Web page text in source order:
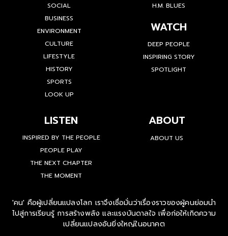
SOCIAL
BUSINESS
ENVIRONMENT
CULTURE
LIFESTYLE
HISTORY
SPORTS
LOOK UP
H.M. BLUES
WATCH
DEEP PEOPLE
INSPIRING STORY
SPOTLIGHT
LISTEN
INSPIRED BY THE PEOPLE
PEOPLE PLAY
THE NEXT CHAPTER
THE MOMENT
ABOUT
ABOUT US
'คน' คือผู้เปลี่ยนแปลงโลก เราจึงเชื่อมั่นว่าเรื่องราวของผู้คนย่อมนำ
ไปสู่การเรียนรู้ การสร้างพลัง และแรงบันดาลใจ เพื่อก่อให้เกิดความ
เปลี่ยนแปลงอันยิ่งใหญ่ในอนาคต